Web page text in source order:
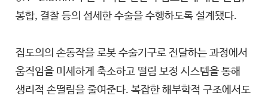
봉합, 결찰 등의 섬세한 수술을 수행하도록 설계됐다.
집도의의 손동작을 로봇 수술기구로 전달하는 과정에서
움직임을 미세하게 축소하고 떨림 보정 시스템을 통해
생리적 손떨림을 줄여준다. 복잡한 해부학적 구조에서도